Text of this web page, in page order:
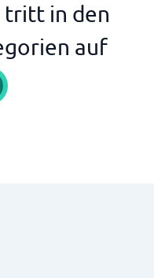
tritt in den
auf